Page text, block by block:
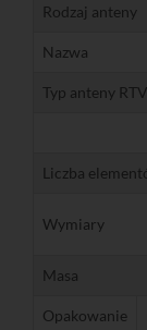
Rodzaj anteny
Nazwa
Typ anteny RTV
Liczba
Wymiary
Masa
Opakowanie